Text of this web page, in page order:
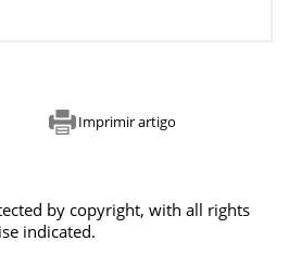
Imprimir artigo
by copyright, with all rights
indicated.